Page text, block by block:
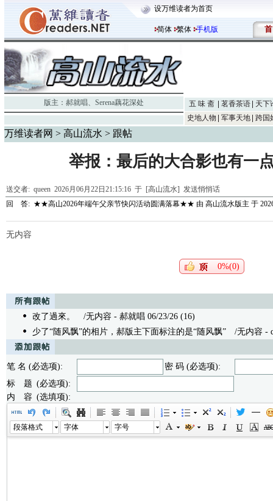
设万维读者为首页
简体 繁体 手机版 首
版主： 郝就唱、 Serena藕花深处 五 味 斋 茗香茶语
天下
史地人物
军事天地 跨国
万维读者网 > 高山流水 > 跟帖
举报：最后的大合影也有一
送交者: queen 2026月06月22日21:15:16 于 [高山流水] 发送悄悄话
回 答: ★★高山2026年端午父亲节快闪活动圆满落幕★★ 由 高山流水版主 于
无内容
0%(0)
改了過來。
/无内容 - 郝就唱 06/23/26 (16)
少了“随风飘”的相片，郝版主下面标注的是“随风飘” /无内容 -
笔 名 (必选项):
密 码 (必选项):
标 题 (必选项):
内 容 (选填项):
段落格式 字体 字号